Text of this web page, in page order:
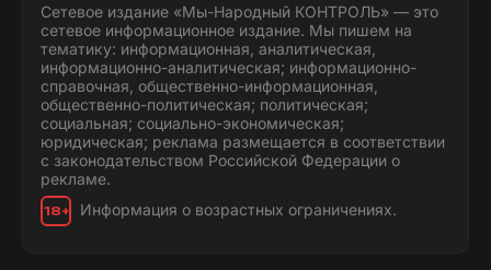
Сетевое издание «Мы-Народный КОНТРОЛЬ» — это
сетевое информационное издание. Мы пишем на
тематику: информационная, аналитическая,
информационно-аналитическая; информационно-
справочная, общественно-информационная,
общественно-политическая; политическая;
социальная; социально-экономическая;
юридическая; реклама размещается в соответствии
с законодательством Российской Федерации о
рекламе.
18+ Информация о возрастных ограничениях.